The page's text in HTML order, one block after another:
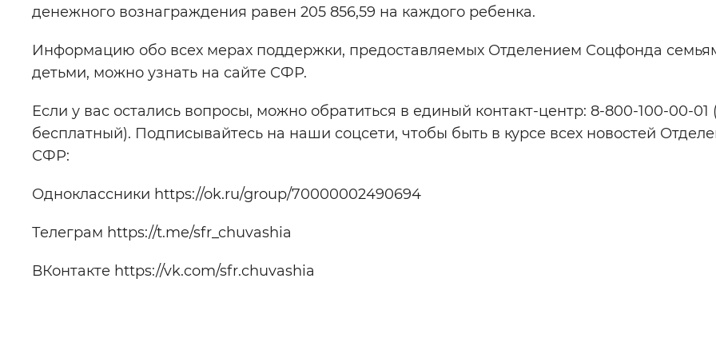
денежного вознаграждения равен 205 856,59 на каждого ребенка.
Информацию обо всех мерах поддержки, предоставляемых Отделением Соцфонда
детьми, можно узнать на сайте СФР.
Если у вас остались вопросы, можно обратиться в единый контакт-центр: 8-800-100-00-01
бесплатный). Подписывайтесь на наши соцсети, чтобы быть в курсе всех новостей
СФР:
Одноклассники https://ok.ru/group/70000002490694
Телеграм https://t.me/sfr_chuvashia
ВКонтакте https://vk.com/sfr.chuvashia